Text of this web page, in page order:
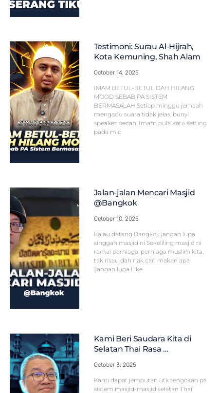
Testimoni: Surau Al-Hijrah,
Kota Kemuning, Shah Alam
October 14, 2025
IMAM BETUL-BETUL DAH HILANG
MOOD SEBAB PA SISTEM
BERMASALAH Setiap minggu jemaah
mengadu suara tidak jelas, bunyi
speaker pecah. Imam pula kata setting
pada mic
Jalan-jalan Mencari Masjid
@Bangkok
October 10, 2025
Kalau datang Bangkok jangan lupa
singgah masjid ni Sekeliling masjid ni
ramai perniaga-perniaga muslim kita,
tak risau dah nak cari makan apa
Jangan lupa Like
Kami Beri Saudara Kita di
Selatan Thai Rasa …
October 3, 2025
Kami dapat jemputan utk tengokan pa
sistem masjid-masjid selatan Thai